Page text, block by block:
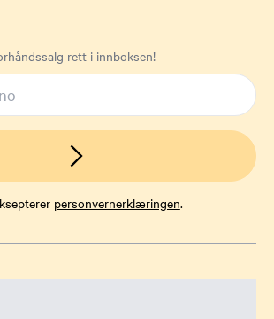
rett i innboksen!
personvernerklæringen.